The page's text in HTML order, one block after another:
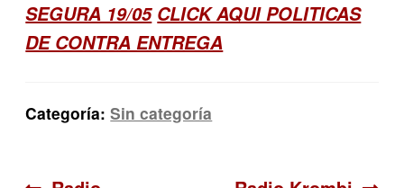
SEGURA 19/05 CLICK AQUI POLITICAS
DE CONTRA ENTREGA
Categoría:Sin categoría